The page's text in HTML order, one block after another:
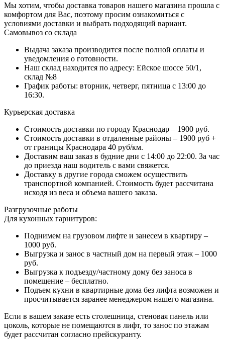
Мы хотим, чтобы доставка товаров нашего магазина прошла с
комфортом для Вас, поэтому просим ознакомиться с
условиями доставки и выбрать подходящий вариант.
Самовывоз со склада
Выдача заказа производится после полной оплаты и
уведомления о готовности.
Наш склад находится по адресу: Ейское шоссе 50/1,
склад №8
График работы: вторник, четверг, пятница с 13:00 до
16:30.
Курьерская доставка
Стоимость доставки по городу Краснодар – 1900 руб.
Стоимость доставки в отдаленные районы – 1900 руб +
от границы Краснодара 40 руб/км.
Доставим ваш заказ в будние дни с 14:00 до 22:00. За час
до приезда наш водитель с вами свяжется.
Доставку в другие города сможем осуществить
транспортной компанией. Стоимость будет рассчитана
исходя из веса и объема вашего заказа.
Разгрузочные работы
Для кухонных гарнитуров:
Поднимем на грузовом лифте и занесем в квартиру –
1000 руб.
Выгрузка и занос в частный дом на первый этаж – 1000
руб.
Выгрузка к подъезду/частному дому без заноса в
помещение – бесплатно.
Подъем кухни в квартирные дома без лифта возможен и
просчитывается заранее менеджером нашего магазина.
Если в вашем заказе есть столешница, стеновая панель или
цоколь, которые не помещаются в лифт, то занос по этажам
будет рассчитан согласно прейскуранту.